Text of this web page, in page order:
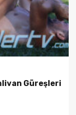
Güreşleri